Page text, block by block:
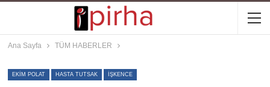
Ana Sayfa TÜM HABERLER
EKIM POLAT HASTA TUTSAK IŞKENCE